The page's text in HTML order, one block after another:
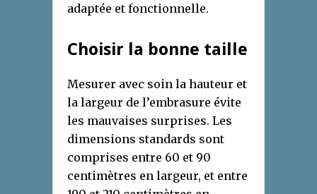
adaptée et fonctionnelle.
Choisir la bonne taille
Mesurer avec soin la hauteur et
la largeur de l’embrasure évite
les mauvaises surprises. Les
dimensions standards sont
comprises entre 60 et 90
centimètres en largeur, et entre